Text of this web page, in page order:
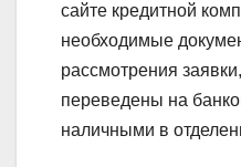
сайте кредитной
необходимые
рассмотрения
переведены на
наличными в